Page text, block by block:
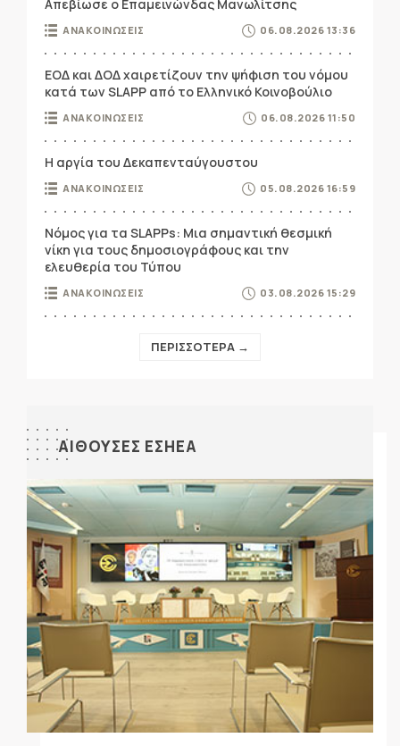
Απεβίωσε ο Επαμεινώνδας Μανωλίτσης
ΑΝΑΚΟΙΝΩΣΕΙΣ 06.08.2026 13:36
ΕΟΔ και ΔΟΔ χαιρετίζουν την ψήφιση του νόμου
κατά των SLAPP από το Ελληνικό Κοινοβούλιο
ΑΝΑΚΟΙΝΩΣΕΙΣ 06.08.2026 11:50
Η αργία του Δεκαπενταύγουστου
ΑΝΑΚΟΙΝΩΣΕΙΣ 05.08.2026 16:59
Νόμος για τα SLAPPs: Μια σημαντική θεσμική
νίκη για τους δημοσιογράφους και την
ελευθερία του Τύπου
ΑΝΑΚΟΙΝΩΣΕΙΣ 03.08.2026 15:29
ΠΕΡΙΣΣΟΤΕΡΑ →
ΑΙΘΟΥΣΕΣ ΕΣΗΕΑ